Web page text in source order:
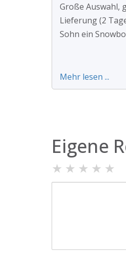
Große Auswahl,
Lieferung (2
Sohn ein
Mehr lesen ...
Eigene
★ ★ ★ ★ ★